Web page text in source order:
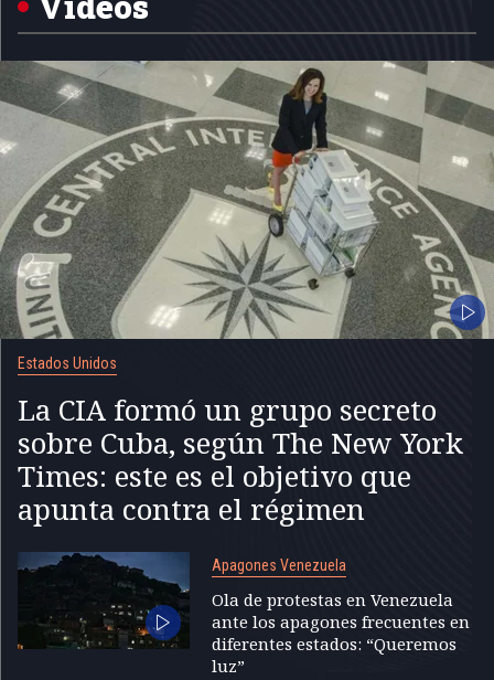
Estados Unidos
La CIA formó un grupo secreto
sobre Cuba, según The New York
Times: este es el objetivo que
apunta contra el régimen
Apagones Venezuela
Ola de protestas en Venezuela
ante los apagones frecuentes en
diferentes estados: “Queremos
luz”